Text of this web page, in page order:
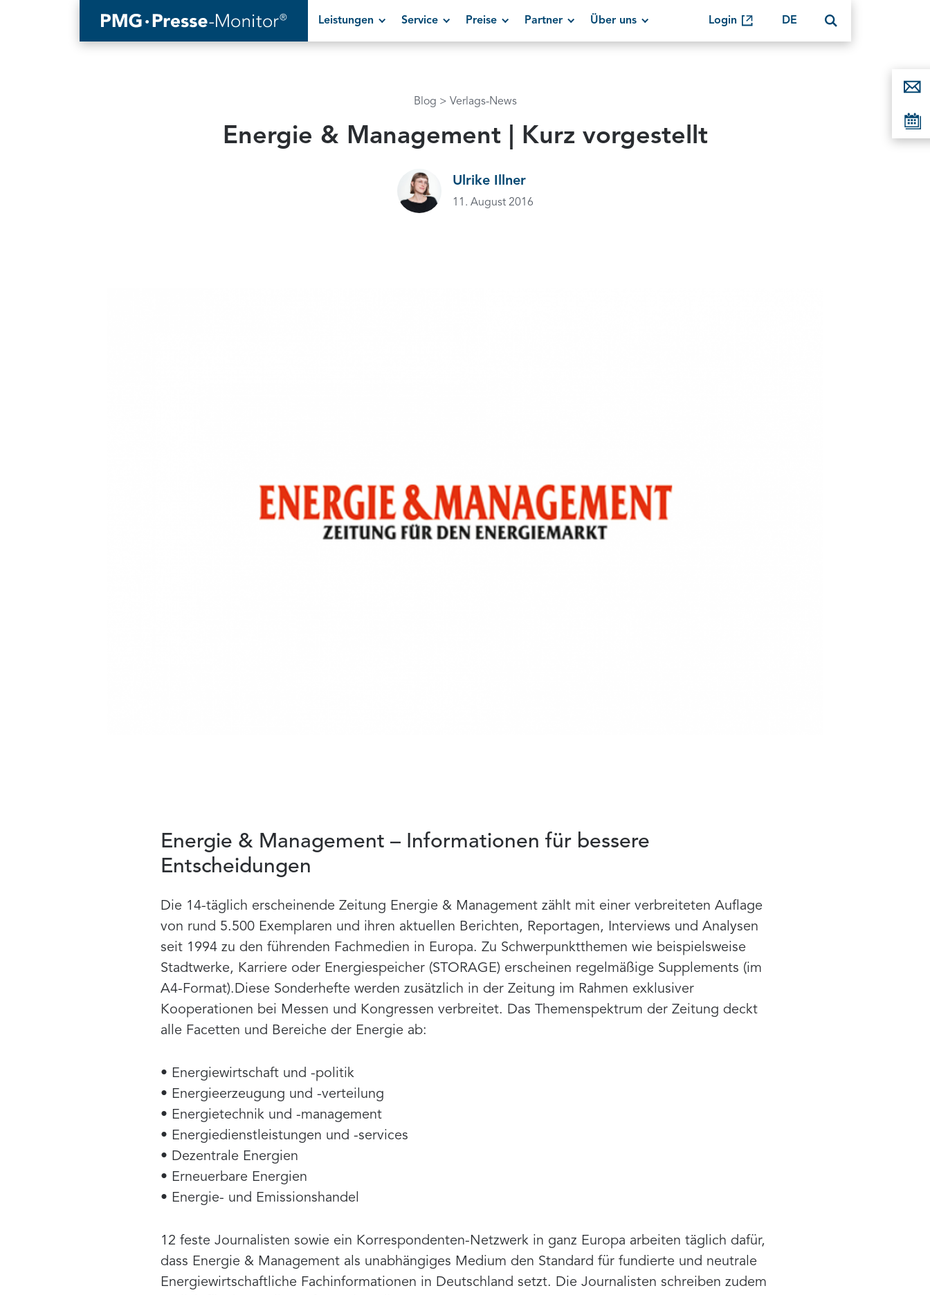
Leistungen Service Preise Partner Über uns Login DE
Blog Verlags-News
Energie & Management | Kurz vorgestellt
Ulrike Illner
11. August 2016
Energie & Management – Informationen für bessere
Entscheidungen
Die 14-täglich erscheinende Zeitung Energie & Management zählt mit einer verbreiteten Auflage
von rund 5.500 Exemplaren und ihren aktuellen Berichten, Reportagen, Interviews und Analysen
seit 1994 zu den führenden Fachmedien in Europa. Zu Schwerpunktthemen wie beispielsweise
Stadtwerke, Karriere oder Energiespeicher (STORAGE) erscheinen regelmäßige Supplements (im
A4-Format).Diese Sonderhefte werden zusätzlich in der Zeitung im Rahmen exklusiver
Kooperationen bei Messen und Kongressen verbreitet. Das Themenspektrum der Zeitung deckt
alle Facetten und Bereiche der Energie ab:
• Energiewirtschaft und -politik
• Energieerzeugung und -verteilung
• Energietechnik und -management
• Energiedienstleistungen und -services
• Dezentrale Energien
• Erneuerbare Energien
• Energie- und Emissionshandel
12 feste Journalisten sowie ein Korrespondenten-Netzwerk in ganz Europa arbeiten täglich dafür,
dass Energie & Management als unabhängiges Medium den Standard für fundierte und neutrale
Energiewirtschaftliche Fachinformationen in Deutschland setzt. Die Journalisten schreiben zudem